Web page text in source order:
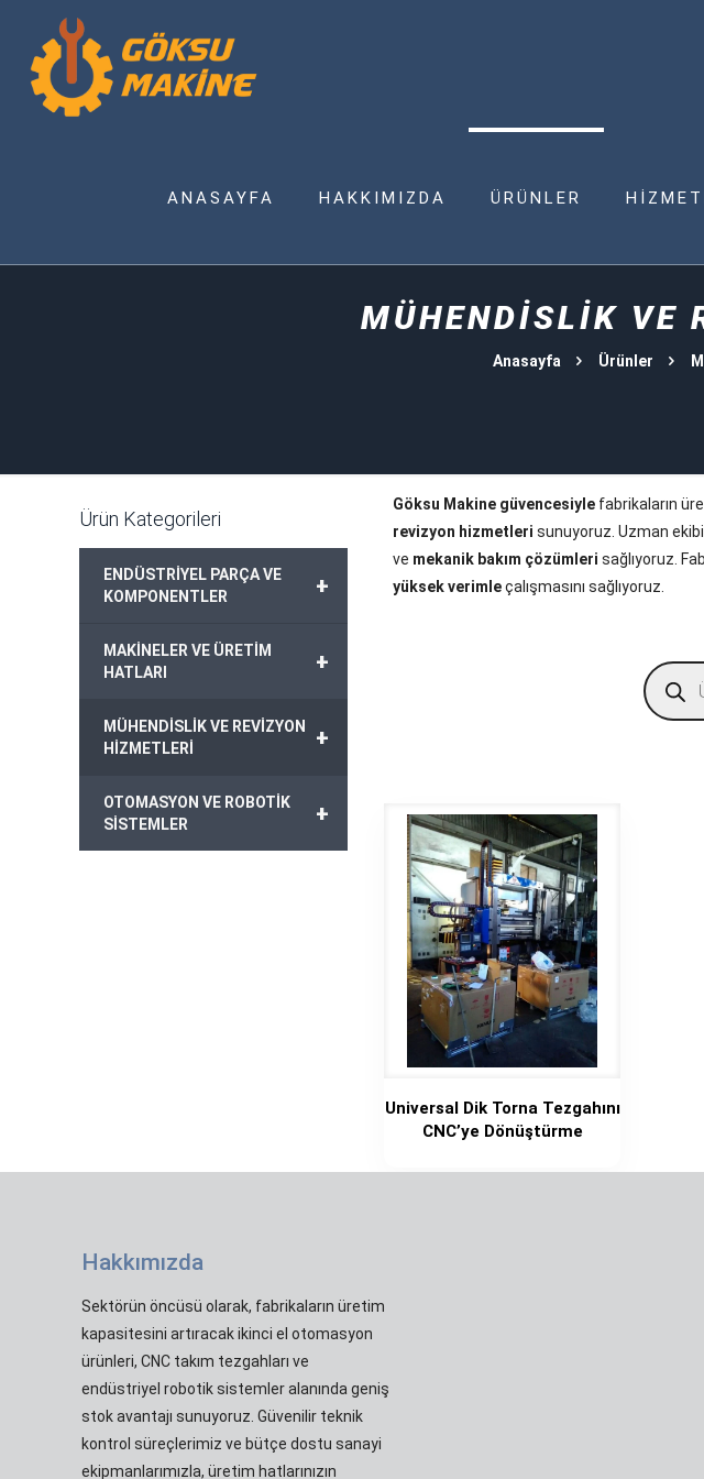
ANASAYFA HAKKIMIZDA ÜRÜNLER
MÜHENDİSLİK VE
Anasayfa Ürünler
Göksu Makine güvencesiylefabrikaların
revizyon hizmetleri sunuyoruz. Uzman
ve mekanik bakım çözümleri sağlıyoruz.
yüksek verimleçalışmasını sağlıyoruz.
search
Universal Dik Torna Tezgahını
CNC’ye Dönüştürme
Ürün Kategorileri
+
ENDÜSTRİYEL PARÇA VE
KOMPONENTLER
+
MAKİNELER VE ÜRETİM
HATLARI
+
MÜHENDİSLİK VE REVİZYON
HİZMETLERİ
+
OTOMASYON VE ROBOTİK
SİSTEMLER
Hakkımızda
Sektörün öncüsü olarak, fabrikaların üretim
kapasitesini artıracak ikinci el otomasyon
ürünleri, CNC takım tezgahları ve
endüstriyel robotik sistemler alanında geniş
stok avantajı sunuyoruz. Güvenilir teknik
kontrol süreçlerimiz ve bütçe dostu sanayi
ekipmanlarımızla, üretim hatlarınızın